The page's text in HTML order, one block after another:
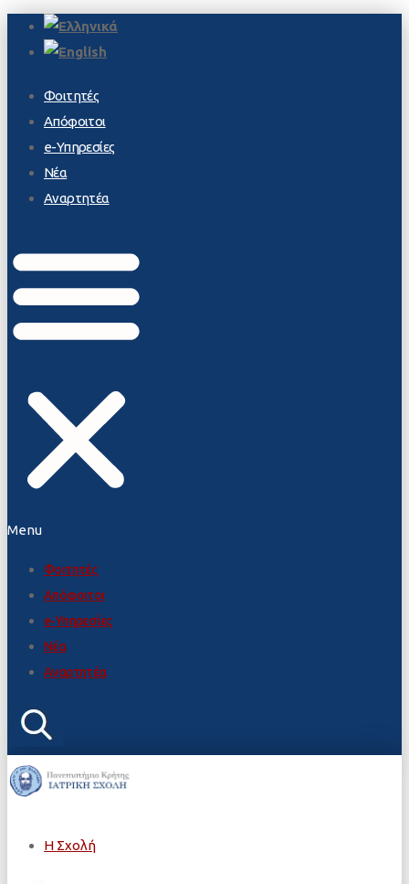
Φοιτητές
Απόφοιτοι
e-Υπηρεσίες
Νέα
Αναρτητέα
Menu
Φοιτητές
Απόφοιτοι
e-Υπηρεσίες
Νέα
Αναρτητέα
Η Σχολή